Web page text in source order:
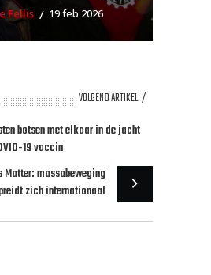
Fellis 19 feb 2026
VOLGEND ARTIKEL
botsen met elkaar in de jacht
19 vaccin
massabeweging
zich internationaal